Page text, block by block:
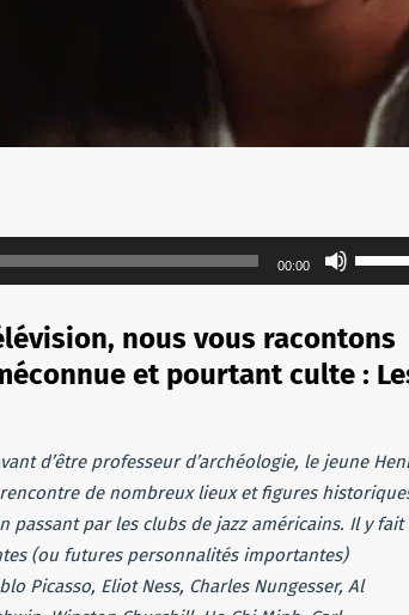
00:00
les
haut/
pour
le
nous vous racontons
et pourtant culte :
d’être professeur d’archéologie, le jeune
de nombreux lieux et figures
passant par les clubs de jazz américains. Il y fait
(ou futures personnalités importantes)
Picasso, Eliot Ness, Charles Nungesser, Al